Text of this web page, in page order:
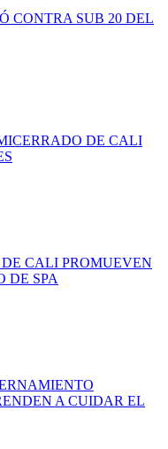
CONTRA SUB 20 DEL
DE CALI
CALI PROMUEVEN
DE SPA
A CUIDAR EL